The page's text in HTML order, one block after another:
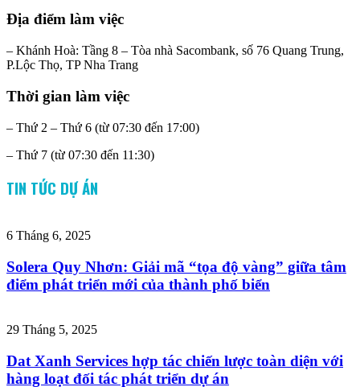
Địa điểm làm việc
– Khánh Hoà: Tầng 8 – Tòa nhà Sacombank, số 76 Quang Trung,
P.Lộc Thọ, TP Nha Trang
Thời gian làm việc
– Thứ 2 – Thứ 6 (từ 07:30 đến 17:00)
– Thứ 7 (từ 07:30 đến 11:30)
TIN TỨC DỰ ÁN
6 Tháng 6, 2025
Solera Quy Nhơn: Giải mã “tọa độ vàng” giữa tâm
điểm phát triển mới của thành phố biển
29 Tháng 5, 2025
Dat Xanh Services hợp tác chiến lược toàn diện với
hàng loạt đối tác phát triển dự án